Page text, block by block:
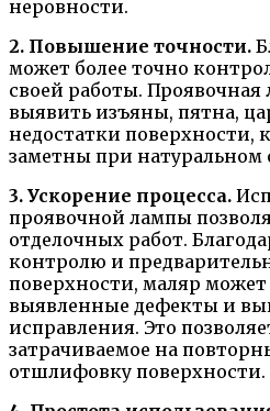
неровности.
2. Повышение точности.
может более точно
своей работы. Проявочная
выявить изъяны, пятна,
недостатки поверхности,
заметны при натуральном
3. Ускорение процесса.
проявочной лампы
отделочных работ.
контролю и
поверхности, маляр может
выявленные дефекты и
исправления. Это
затрачиваемое на
отшлифовку поверхности.